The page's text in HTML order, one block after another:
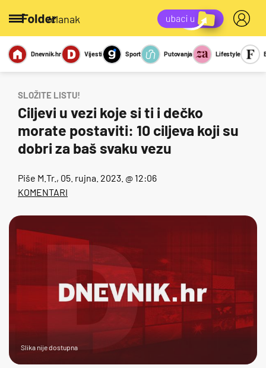
/članak
Miks Kviz
Report
Sexy
Dnevnik.hr Vijesti Sport Putovanja Lifestyle
SLOŽITE LISTU!
Ciljevi u vezi koje si ti i dečko
morate postaviti: 10 ciljeva koji su
dobri za baš svaku vezu
Piše M.Tr. , 05. rujna. 2023. @ 12:06
KOMENTARI
Slika nije dostupna